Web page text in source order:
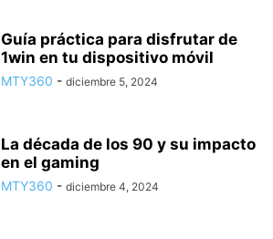
Guía práctica para disfrutar de
1win en tu dispositivo móvil
MTY360 - diciembre 5, 2024
La década de los 90 y su impacto
en el gaming
MTY360 - diciembre 4, 2024